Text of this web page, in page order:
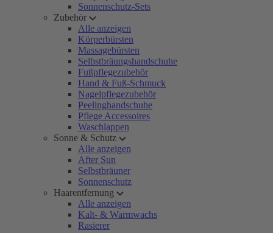
Sonnenschutz-Sets
Zubehör
Alle anzeigen
Körperbürsten
Massagebürsten
Selbstbräungshandschuhe
Fußpflegezubehör
Hand & Fuß-Schmuck
Nagelpflegezubehör
Peelinghandschuhe
Pflege Accessoires
Waschlappen
Sonne & Schutz
Alle anzeigen
After Sun
Selbstbräuner
Sonnenschutz
Haarentfernung
Alle anzeigen
Kalt- & Warmwachs
Rasierer